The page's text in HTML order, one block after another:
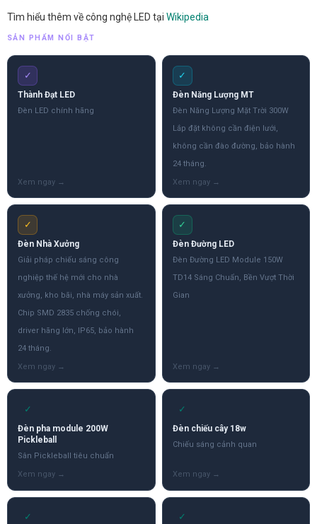
Tìm hiểu thêm về công nghệ LED tại Wikipedia
SẢN PHẨM NỔI BẬT
✓
Thành Đạt LED
Đèn LED chính hãng
✓
Đèn Năng Lượng MT
Đèn Năng Lượng Mặt Trời 300W
Lắp đặt không cần điện lưới,
không cần đào đường, bảo hành
24 tháng.
✓
Đèn Nhà Xưởng
Giải pháp chiếu sáng công
nghiệp thế hệ mới cho nhà
xưởng, kho bãi, nhà máy sản xuất.
Chip SMD 2835 chống chói,
driver hãng lớn, IP65, bảo hành
24 tháng.
✓
Đèn Đường LED
Đèn Đường LED Module 150W
TD14 Sáng Chuẩn, Bền Vượt Thời
Gian
✓
Đèn pha module 200W
Pickleball
Sân Pickleball tiêu chuẩn
✓
Đèn chiếu cây 18w
Chiếu sáng cảnh quan
✓ ✓